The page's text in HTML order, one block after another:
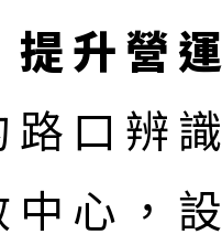
提升營
路口辨
中心，